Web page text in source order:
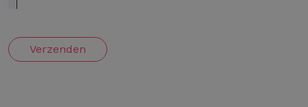
Verzenden